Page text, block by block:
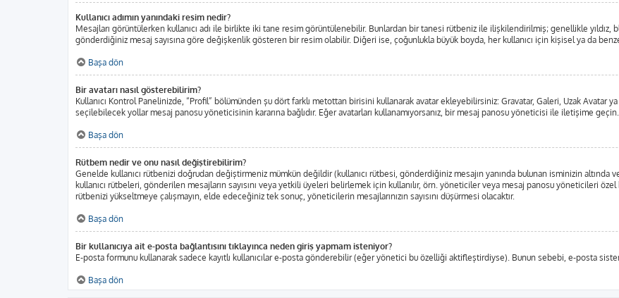
Kullanıcı adımın yanındaki resim nedir?
Mesajları görüntülerken kullanıcı adı ile birlikte iki tane resim görüntülenebilir. Bunlardan bir tanesi rütbeniz ile ilişkilendirilmiş; genellikle yıldız,
gönderdiğiniz mesaj sayısına göre değişkenlik gösteren bir resim olabilir. Diğeri ise, çoğunlukla büyük boyda, her kullanıcı için kişisel ya da
Başa dön
Bir avatarı nasıl gösterebilirim?
Kullanıcı Kontrol Panelinizde, “Profil” bölümünden şu dört farklı metottan birisini kullanarak avatar ekleyebilirsiniz: Gravatar, Galeri, Uzak Avatar
seçilebilecek yollar mesaj panosu yöneticisinin kararına bağlıdır. Eğer avatarları kullanamıyorsanız, bir mesaj panosu yöneticisi ile iletişime geçin.
Başa dön
Rütbem nedir ve onu nasıl değiştirebilirim?
Genelde kullanıcı rütbenizi doğrudan değiştirmeniz mümkün değildir (kullanıcı rütbesi, gönderdiğiniz mesajın yanında bulunan isminizin altında
kullanıcı rütbeleri, gönderilen mesajların sayısını veya yetkili üyeleri belirlemek için kullanılır, örn. yöneticiler veya mesaj panosu yöneticileri
rütbenizi yükseltmeye çalışmayın, elde edeceğiniz tek sonuç, yöneticilerin mesajlarınızın sayısını düşürmesi olacaktır.
Başa dön
Bir kullanıcıya ait e-posta bağlantısını tıklayınca neden giriş yapmam isteniyor?
E-posta formunu kullanarak sadece kayıtlı kullanıcılar e-posta gönderebilir (eğer yönetici bu özelliği aktifleştirdiyse). Bunun sebebi, e-posta
Başa dön